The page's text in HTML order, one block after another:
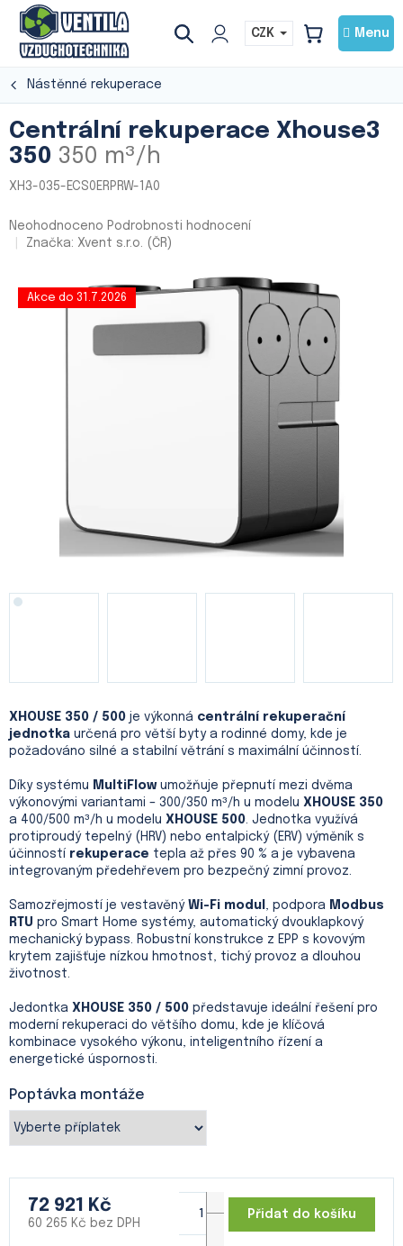
Přejít
obsah
CZK
NÁKUPNÍ
Nástěnné rekuperace
Centrální rekuperace Xhouse3
350 350 m³/h
XH3-035-ECS0ERPRW-1A0
Průměrné
hodnocení
Neohodnoceno Podrobnosti hodnocení
Značka: Xvent s.r.o. (ČR)
Akce do 31.7.2026
Poptávka montáže
XHOUSE 350 / 500 je výkonná centrální rekuperační
jednotka určená pro větší byty a rodinné domy, kde je
požadováno silné a stabilní větrání s maximální účinností.
Díky systému MultiFlowumožňuje přepnutí mezi dvěma
výkonovými variantami – 300/350 m³/h u modelu XHOUSE 350
a 400/500 m³/h u modelu XHOUSE 500. Jednotka využívá
protiproudý tepelný (HRV) nebo entalpický (ERV) výměník s
účinností rekuperace tepla až přes 90 % a je vybavena
integrovaným předehřevem pro bezpečný zimní provoz.
Samozřejmostí je vestavěný Wi-Fi modul , podpora Modbus
RTU pro Smart Home systémy, automatický dvouklapkový
mechanický bypass. Robustní konstrukce z EPP s kovovým
krytem zajišťuje nízkou hmotnost, tichý provoz a dlouhou
životnost.
Jedontka XHOUSE 350 / 500 představuje ideální řešení pro
moderní rekuperaci do většího domu, kde je klíčová
kombinace vysokého výkonu, inteligentního řízení a
energetické úspornosti.
72 921 Kč
60 265 Kč bez DPH
Přidat do košíku